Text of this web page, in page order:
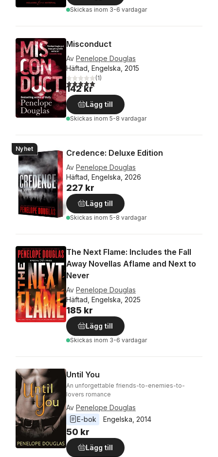
Skickas inom 3-6 vardagar
Misconduct
Av Penelope Douglas
Häftad, Engelska, 2015
5,0utav 5 stjärnor. Totalt antal röster:
(1)
142 kr
Lägg till
Skickas inom 5-8 vardagar
Nyhet Credence: Deluxe Edition
Av Penelope Douglas
Häftad, Engelska, 2026
227 kr
Lägg till
Skickas inom 5-8 vardagar
The Next Flame: Includes the Fall
Away Novellas Aflame and Next to
Never
Av Penelope Douglas
Häftad, Engelska, 2025
185 kr
Lägg till
Skickas inom 3-6 vardagar
Until You
An unforgettable friends-to-enemies-to-
lovers romance
Av Penelope Douglas
E-bok
Engelska 2014
50 kr
Lägg till